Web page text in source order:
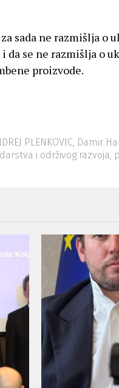
sada ne razmišlja
i da se ne razmišlja o
proizvode.
PLENKOVIC Damir
i održivog razvoja